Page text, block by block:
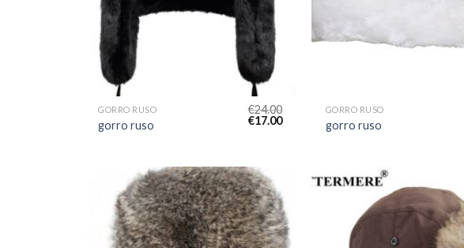
GORRO RUSO
gorro ruso
€24.00
€17.00
GORRO RUSO
gorro ruso